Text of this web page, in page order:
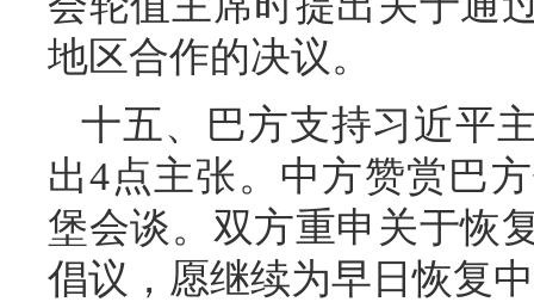
地区合作的决议。
十五、巴方支持习近平
出4点主张。中方赞赏巴
堡会谈。双方重申关于恢
倡议，愿继续为早日恢复